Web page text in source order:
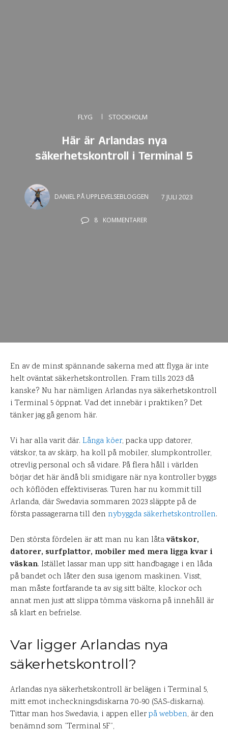
FLYG STOCKHOLM
Här är Arlandas nya
säkerhetskontroll i Terminal 5
DANIEL PÅ UPPLEVELSEBLOGGEN 7 JULI 2023
8 KOMMENTARER
En av de minst spännande sakerna med att flyga är inte
helt oväntat säkerhetskontrollen. Fram tills 2023 då
kanske? Nu har nämligen Arlandas nya säkerhetskontroll
i Terminal 5 öppnat. Vad det innebär i praktiken? Det
tänker jag gå genom här.
Vi har alla varit där. Långa köer, packa upp datorer,
vätskor, ta av skärp, ha koll på mobiler, slumpkontroller,
otrevlig personal och så vidare. På flera håll i världen
börjar det här ändå bli smidigare när nya kontroller byggs
och köflöden effektiviseras. Turen har nu kommit till
Arlanda, där Swedavia sommaren 2023 släppte på de
första passagerarna till den nybyggda säkerhetskontrollen.
Den största fördelen är att man nu kan låtavätskor,
datorer, surfplattor, mobiler med mera ligga kvar i
väskan. Istället lassar man upp sitt handbagage i en låda
på bandet och låter den susa igenom maskinen. Visst,
man måste fortfarande ta av sig sitt bälte, klockor och
annat men just att slippa tömma väskorna på innehåll är
så klart en befrielse.
Var ligger Arlandas nya
säkerhetskontroll?
Arlandas nya säkerhetskontroll är belägen i Terminal 5,
mitt emot incheckningsdiskarna 70-90 (SAS-diskarna).
Tittar man hos Swedavia, i appen ellerpå webben, är den
benämnd som ”Terminal 5F”,